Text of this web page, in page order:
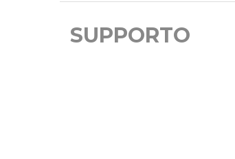
SUPPORTO